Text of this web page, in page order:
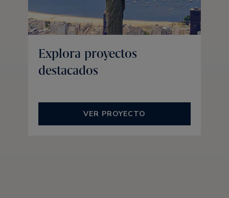
Explora proyectos
destacados
VER PROYECTO